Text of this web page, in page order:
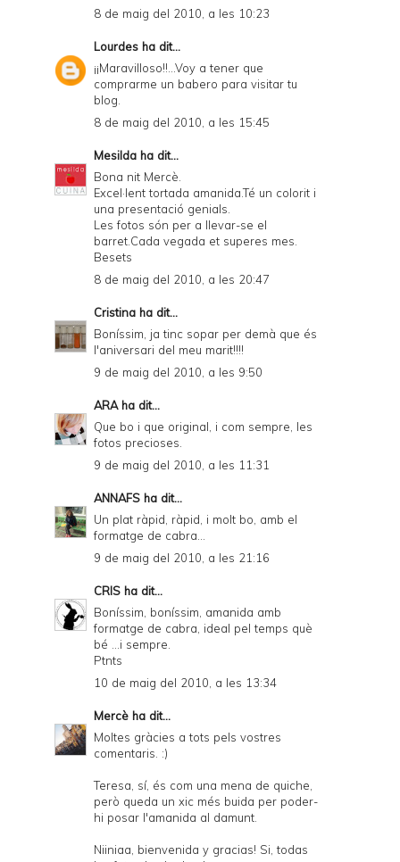
8 de maig del 2010, a les 10:23
Lourdes ha dit...
¡¡Maravilloso!!...Voy a tener que
comprarme un babero para visitar tu
blog.
8 de maig del 2010, a les 15:45
Mesilda ha dit...
Bona nit Mercè.
Excel·lent tortada amanida.Té un colorit i
una presentació genials.
Les fotos són per a llevar-se el
barret.Cada vegada et superes mes.
Besets
8 de maig del 2010, a les 20:47
Cristina ha dit...
Boníssim, ja tinc sopar per demà que és
l'aniversari del meu marit!!!!
9 de maig del 2010, a les 9:50
ARAha dit...
Que bo i que original, i com sempre, les
fotos precioses.
9 de maig del 2010, a les 11:31
ANNAFS ha dit...
Un plat ràpid, ràpid, i molt bo, amb el
formatge de cabra...
9 de maig del 2010, a les 21:16
CRIS ha dit...
Boníssim, boníssim, amanida amb
formatge de cabra, ideal pel temps què
bé ...i sempre.
Ptnts
10 de maig del 2010, a les 13:34
Mercè ha dit...
Moltes gràcies a tots pels vostres
comentaris. :)
Teresa, sí, és com una mena de quiche,
però queda un xic més buida per poder-
hi posar l'amanida al damunt.
Niiniaa, bienvenida y gracias! Si, todas